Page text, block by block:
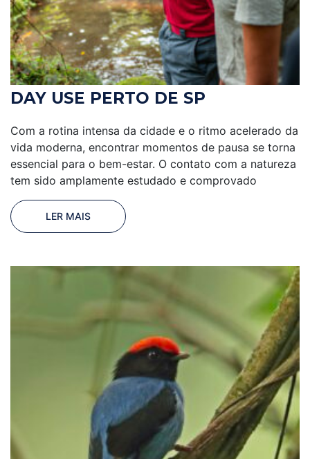
DAY USE PERTO DE SP
Com a rotina intensa da cidade e o ritmo acelerado da
vida moderna, encontrar momentos de pausa se torna
essencial para o bem-estar. O contato com a natureza
tem sido amplamente estudado e comprovado
LER MAIS